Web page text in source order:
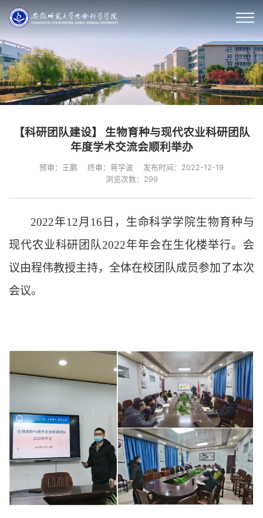
【科研团队建设】 生物育种与现代农业科研团队
年度学术交流会顺利举办
预审：王鹏 终审：蒋学波
发布时间：2022-12-19
浏览次数： 299
2022年12月 16 日，生命科学学院生物育种与
现代农业科研团队2022年年会在生化楼举行。会
议由程伟教授主持，全体在校团队成员参加了本次
会议。